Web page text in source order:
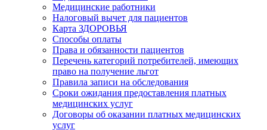
Медицинские работники
Налоговый вычет для пациентов
Карта ЗДОРОВЬЯ
Способы оплаты
Права и обязанности пациентов
Перечень категорий потребителей, имеющих
право на получение льгот
Правила записи на обследования
Сроки ожидания предоставления платных
медицинских услуг
Договоры об оказании платных медицинских
услуг